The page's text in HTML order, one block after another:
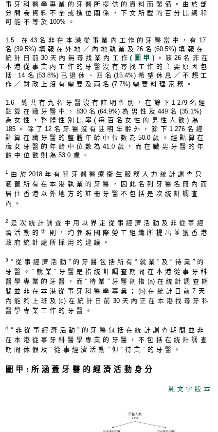
事牙科醫學專業的牙醫所提供的資料而製備。由於部
分問卷資料不全或進位關係，下文所載的百分比總和
可能不等於 100%。
1.5 在 43名非在本港從事業內工作的牙醫當中，有 17
名(39.5%)填報在外地／內地執業及 26名(60.5%)填報在
統計日前 30天內無尋找業內工作 (圖甲) 。該26名非在
本港從事業內工作的牙醫沒有尋找工作的主要原因包
括 : 14名 (53.8%)已退休、四名(15.4%)希望休息／不想工
作／財政上沒有需要及兩名 (7.7%)需要料理家務。
1.6 總共有九名牙醫沒有註明性別，在餘下 1 279名經
點算在職牙醫中， 830名(64.9%)為男性及449名 (35.1%)
為女性，整體性別比率(每百名女性的男性人數)為
185。除了 12名牙醫沒有註明年齡外，餘下 1 276名經
點算在職牙醫的整體年齡中位數為50.0歲。經點算在
職女牙醫的年齡中位數為41.0歲，而在職男牙醫的年
齡中位數則為53.0歲。
1 由於 2018年有關牙醫醫療衞生服務人力統計調查只
涵蓋所有在本港執業的牙醫，因此名列牙醫名冊內而
居住香港以外地方的註冊牙醫不包括是次統計調查
內。
2 是次統計調查中用以界定從事經濟活動及非從事經
濟活動的準則，均參照國際勞工組織所提出並獲香港
政府統計處所採用的建議。
3“從事經濟活動”的牙醫包括所有“就業”及“待業”的
牙醫。“就業”牙醫是指統計調查期間在本港從事牙科
醫學專業的牙醫，而“待業”牙醫則指 (a)在統計調查期
間並非在本港從事牙科醫學專業；(b)在統計日前7天
內能夠上班及(c)在統計日前 30天內正在本港找尋牙科
醫學專業工作的牙醫。
4“非從事經濟活動”的牙醫包括在統計調查期間並非
在本港從事牙科醫學專業的牙醫，不包括在統計調查
期間休假及“從事經濟活動”但“待業”的牙醫。
圖甲:所涵蓋牙醫的經濟活動身分
純文字版本